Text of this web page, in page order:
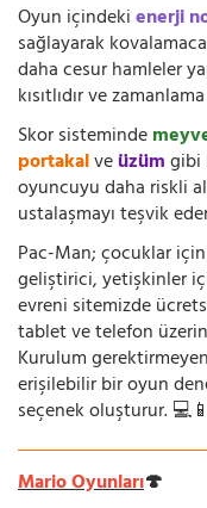
Oyun içindekienerji
sağlayarak
daha cesur hamleler
kısıtlıdır ve
Skor sisteminde
portakalveüzümgibi
oyuncuyu daha riskli
ustalaşmayı teşvik
Pac-Man; çocuklar
geliştirici, yetişkinler
evreni sitemizde
tablet ve telefon
Kurulum
erişilebilir bir oyun
seçenek oluşturur.
Mario Oyunları🍄